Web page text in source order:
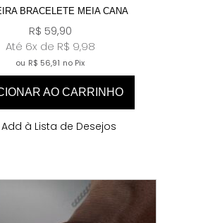
BRACELETE MEIA CANA
R$ 59,90
Até 6x de R$ 9,98
ou R$ 56,91 no Pix
AO CARRINHO
Add à Lista de Desejos